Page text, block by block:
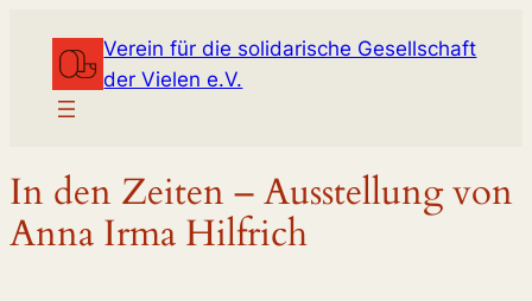
Inhalt
springen
Verein für die solidarische Gesellschaft
der Vielen e.V.
In den Zeiten – Ausstellung von
Anna Irma Hilfrich